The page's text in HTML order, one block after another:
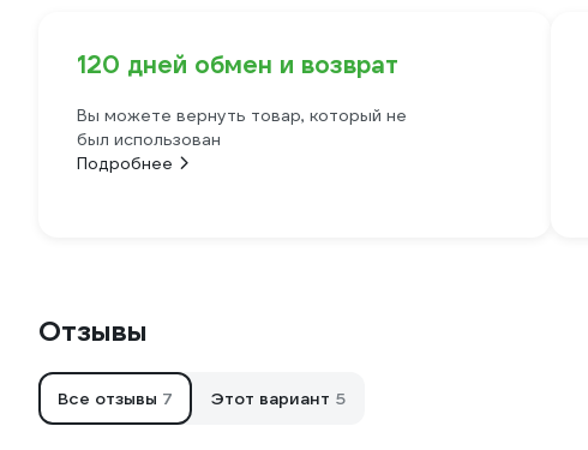
120 дней обмен и возврат
Вы можете вернуть товар, который не
был использован
Подробнее
Отзывы
Все отзывы 7 Этот вариант 5